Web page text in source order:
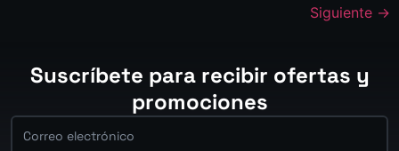
Siguiente →
Suscríbete para recibir ofertas y
promociones